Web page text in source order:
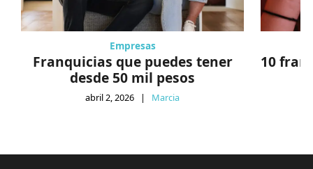
Empresas
Franquicias que puedes tener
desde 50 mil pesos
abril 2, 2026 | Marcia
10